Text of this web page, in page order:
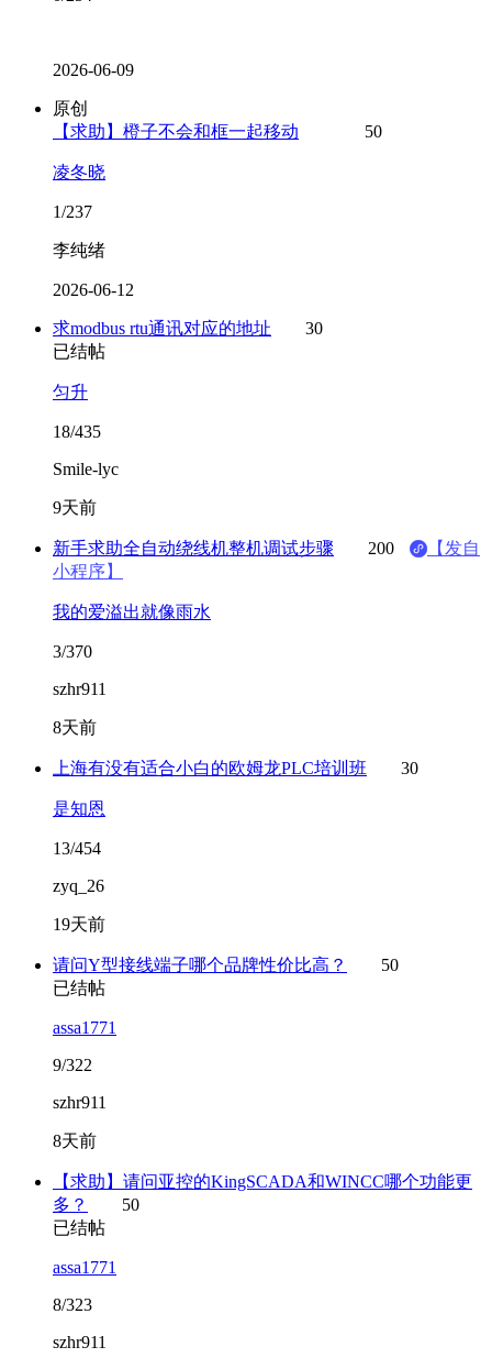
2026-06-09
原创
【求助】橙子不会和框一起移动
50
凌冬晓
1/237
李纯绪
2026-06-12
求modbus rtu通讯对应的地址
30
已结帖
匀升
18/435
Smile-lyc
9天前
新手求助全自动绕线机整机调试步骤 200
【发自
小程序】
我的爱溢出就像雨水
3/370
szhr911
8天前
上海有没有适合小白的欧姆龙PLC培训班 30
是知恩
13/454
zyq_26
19天前
请问Y型接线端子哪个品牌性价比高？
50
已结帖
assa1771
9/322
szhr911
8天前
【求助】请问亚控的KingSCADA和WINCC哪个功能更
多？
50
已结帖
assa1771
8/323
szhr911